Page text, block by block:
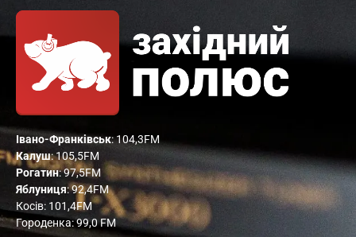
Івано-Франківськ: 104,3FM
Калуш: 105,5FM
Рогатин: 97,5FM
Яблуниця: 92,4FM
Косів: 101,4FM
Городенка: 99,0 FM